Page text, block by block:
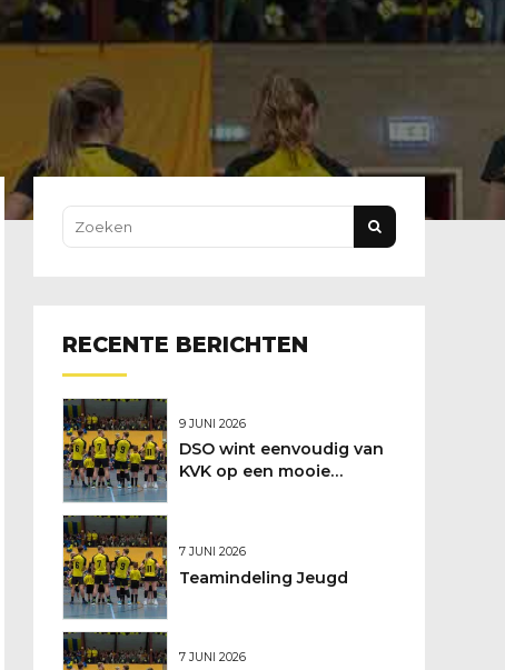
RECENTE BERICHTEN
9 JUNI 2026
DSO wint eenvoudig van
KVK op een mooie
7 JUNI 2026
Teamindeling Jeugd
7 JUNI 2026